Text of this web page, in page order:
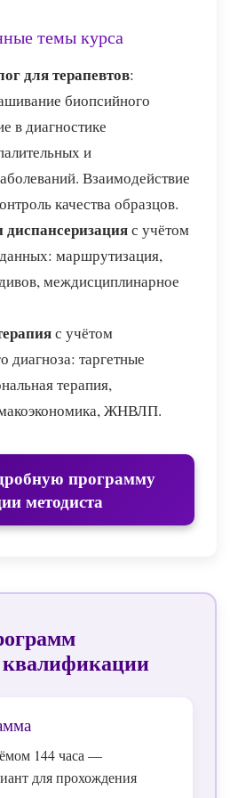
темы курса
для терапевтов:
биопсийного
в диагностике
и
Взаимодействие
качества образцов.
с учётом
маршрутизация,
междисциплинарное
с учётом
диагноза: таргетные
терапия,
ЖНВЛП.
программу
методиста
144 часа —
для прохождения